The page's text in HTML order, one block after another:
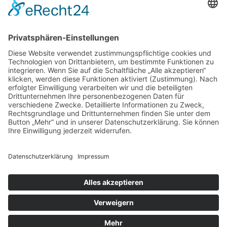
Kähler (Schatzmeister)
E-Mail:
info@stoertebeker-liekendeeler.de
©Störtebeker Liekendeeler e. V. , alle Rechte
vorbehalten
Home Über uns
Engagements
Aktionen
Aktuell
Infos & Spenden
Kontakt
Impressum Datenschutz